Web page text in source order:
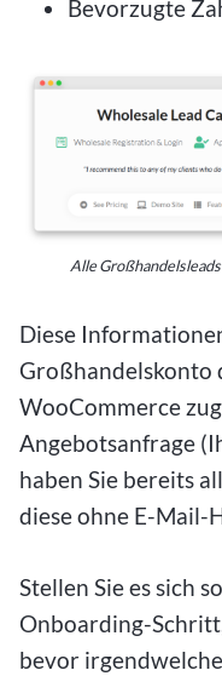
Bevorzugte
Alle
Diese
Großhandelskonto
WooCommerce
Angebotsanfrage
haben Sie bereits
diese ohne E-Mail-
Stellen Sie es sich
Onboarding-
bevor